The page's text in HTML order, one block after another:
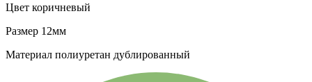
Цвет коричневый
Размер 12мм
Материал полиуретан дублированный